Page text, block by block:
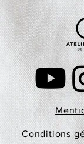
Conditions